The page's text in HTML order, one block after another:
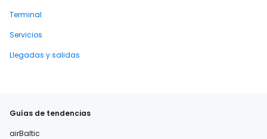
Terminal
Servicios
Llegadas y salidas
Guías de tendencias
airBaltic